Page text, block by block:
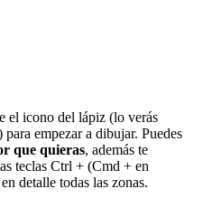
el icono del lápiz (lo verás
empezar a dibujar. Puedes
que quieras, además te
teclas Ctrl + (Cmd + en
detalle todas las zonas.